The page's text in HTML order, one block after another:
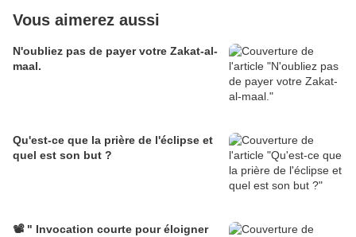
Vous aimerez aussi
N'oubliez pas de payer votre Zakat-al-
maal.
Qu'est-ce que la prière de l'éclipse et
quel est son but ?
📽️ " Invocation courte pour éloigner